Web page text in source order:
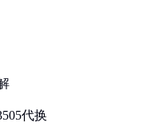
代换